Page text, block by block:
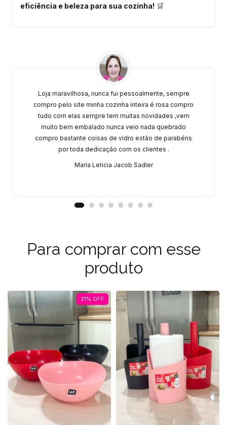
eficiência e beleza para sua cozinha! 🛒
Loja maravilhosa, nunca fui pessoalmente, sempre
compro pelo site minha cozinha inteira é rosa compro
tudo com elas sempre tem muitas novidades ,vem
muito bem embalado nunca veio nada quebrado
compro bastante coisas de vidro estão de parabéns
por toda dedicação com os clientes .
Maria Leticia Jacob Sadler
Para comprar com esse
produto
21% OFF